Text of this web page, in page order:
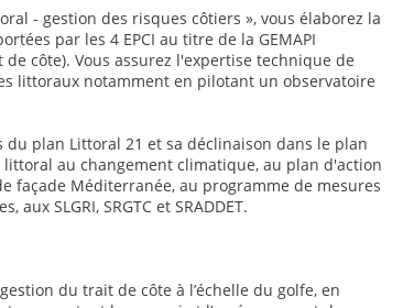
- gestion des risques côtiers », vous élaborez la
par les 4 EPCI au titre de la GEMAPI
côte). Vous assurez l'expertise technique de
littoraux notamment en pilotant un observatoire
plan Littoral 21 et sa déclinaison dans le plan
au changement climatique, au plan d'action
façade Méditerranée, au programme de mesures
aux SLGRI, SRGTC et SRADDET.
du trait de côte à l’échelle du golfe, en